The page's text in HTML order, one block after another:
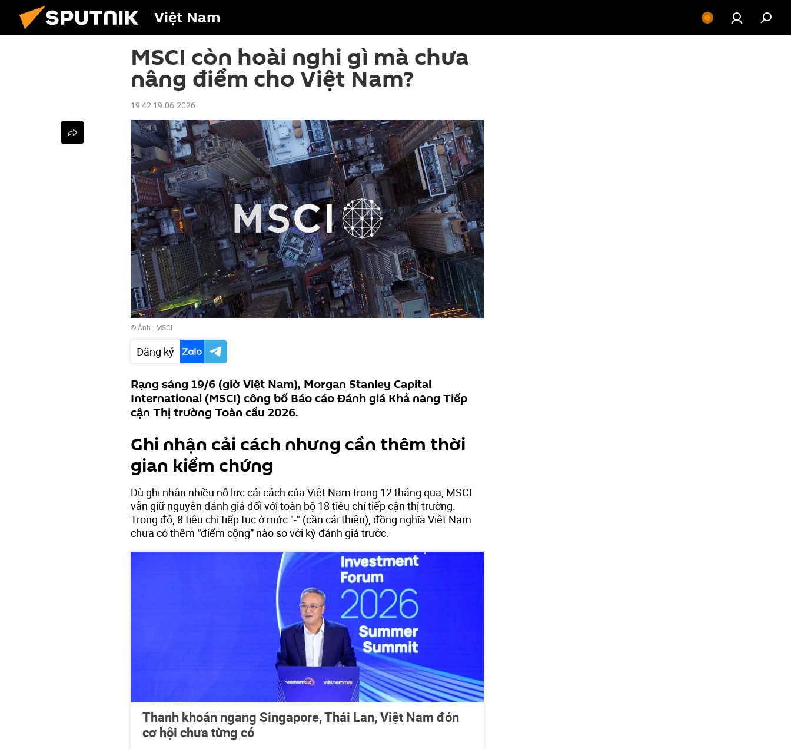
Việt Nam
MSCI còn hoài nghi gì mà chưa
nâng điểm cho Việt Nam?
19:42 19.06.2026
© Ảnh : MSCI
Đăng ký
Rạng sáng 19/6 (giờ Việt Nam), Morgan Stanley Capital
International (MSCI) công bố Báo cáo Đánh giá Khả năng Tiếp
cận Thị trường Toàn cầu 2026.
Ghi nhận cải cách nhưng cần thêm thời
gian kiểm chứng
Dù ghi nhận nhiều nỗ lực cải cách của Việt Nam trong 12 tháng qua, MSCI
vẫn giữ nguyên đánh giá đối với toàn bộ 18 tiêu chí tiếp cận thị trường.
Trong đó, 8 tiêu chí tiếp tục ở mức "-" (cần cải thiện), đồng nghĩa Việt Nam
chưa có thêm “điểm cộng” nào so với kỳ đánh giá trước.
Thanh khoản ngang Singapore, Thái Lan, Việt Nam đón
cơ hội chưa từng có